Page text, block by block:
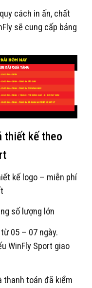
cách in ấn, chất
sẽ cung cấp bảng
thiết kế theo
kế logo – miễn phí
số lượng lớn
05 – 07 ngày.
WinFly Sport giao
thanh toán đã kiểm